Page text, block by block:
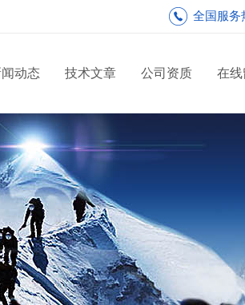
全国服务
动态 技术文章 公司资质 在线